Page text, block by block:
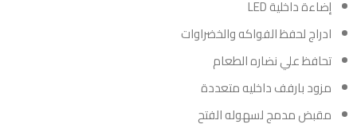
إضاءة داخلية LED
ادراج لحفظ الفواكه والخضراوات
تحافظ علي نضاره الطعام
مزود بارفف داخليه متعددة
مقبض مدمج لسهوله الفتح